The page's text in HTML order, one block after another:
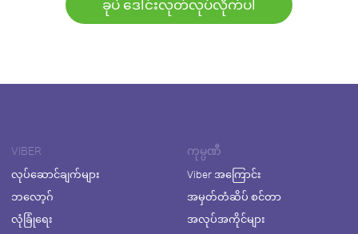
ခုပဲ ဒေါင်းလုတ်လုပ်လိုက်ပါ
VIBER
လုပ်ဆောင်ချက်များ
ဘလော့ဂ်
လုံခြုံရေး
ကုမ္ပဏီ
Viber အကြောင်း
အမှတ်တံဆိပ် စင်တာ
အလုပ်အကိုင်များ